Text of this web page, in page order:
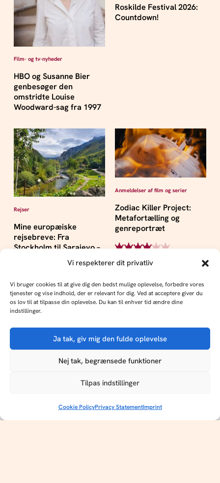
Vi respekterer dit privatliv
Vi bruger cookies til at give dig den bedst mulige oplevelse, forbedre vores
tjenester og vise indhold, der er relevant for dig. Ved at acceptere giver du
os lov til at tilpasse din oplevelse. Du kan til enhver tid ændre dine
indstillinger.
Ja tak, giv mig den fulde oplevelse
Nej tak, begrænsede funktioner
Tilpas indstillinger
Cookie PolicyPrivacy StatementImprint
Film- og tv-nyheder
HBO og Susanne Bier
genbesøger den
omstridte Louise
Woodward-sag fra 1997
Roskilde Festival 2026:
Countdown!
Rejser
Mine europæiske
rejsebreve: Fra
Stockholm til Sarajevo –
og med nattog gennem
Anmeldelser af film og serier
Zodiac Killer Project:
Metafortælling og
genreportræt
Det handler om, hvordan
du fortæller, hvem du er
Bornholm: Klipper,
KØB ULTU
ULTU er til salg som en del af en platform med 7